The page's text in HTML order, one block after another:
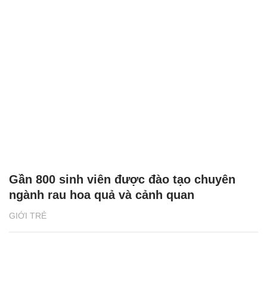
GIỚI TRẺ
Gần 800 sinh viên được đào tạo chuyên
ngành rau hoa quả và cảnh quan